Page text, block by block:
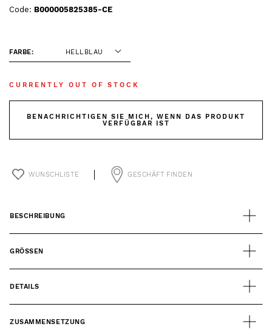
Code: B000005825385-CE
FARBE: HELLBLAU
CURRENTLY OUT OF STOCK
BENACHRICHTIGEN SIE MICH, WENN DAS PRODUKT
VERFÜGBAR IST
WUNSCHLISTE GESCHÄFT FINDEN
BESCHREIBUNG
GRÖSSEN
DETAILS
ZUSAMMENSETZUNG